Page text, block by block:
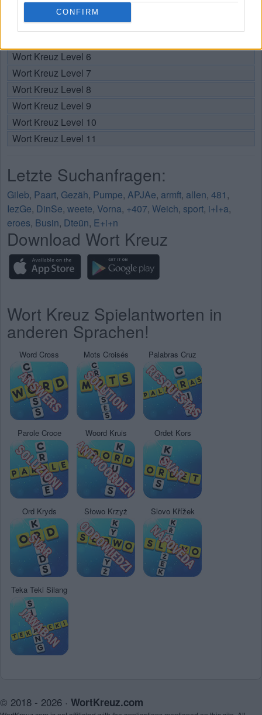
CONFIRM
Wort Kreuz Level 3
Wort Kreuz Level 4
Wort Kreuz Level 6
Wort Kreuz Level 7
Wort Kreuz Level 8
Wort Kreuz Level 9
Wort Kreuz Level 10
Wort Kreuz Level 11
Letzte Suchanfragen:
Gileb, Paart, Gezäh, Pumpe, APJAe, armft, allen, 481,
IezGe, DinSe, weete, Vorna, +407, Weich, sport, i+l+a,
eroes, Busin, Dteün, E+i+n
Download Wort Kreuz
Wort Kreuz Spielantworten in
anderen Sprachen!
Word Cross Mots Croisés Palabras Cruz
Parole Croce Woord Kruis Ordet Kors
Ord Kryds Słowo Krzyż Slovo Křížek
Teka Teki Silang
© 2018 - 2026 · WortKreuz.com